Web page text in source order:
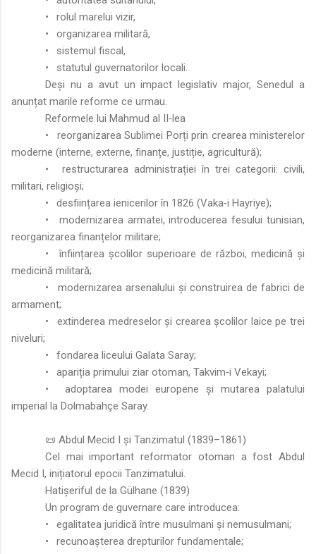
•
rolul marelui vizir,
•
organizarea militară,
•
sistemul fiscal,
•
statutul guvernatorilor locali.
Deși nu a avut un impact legislativ major, Senedul a
anunțat marile reforme ce urmau.
Reformele lui Mahmud al II‑lea
•
reorganizarea Sublimei Porți prin crearea ministerelor
moderne (interne, externe, finanțe, justiție, agricultură);
•
restructurarea administrației în trei categorii: civili,
militari, religioși;
•
desființarea ienicerilor în 1826 (Vaka‑i Hayriye);
•
modernizarea armatei, introducerea fesului tunisian,
reorganizarea finanțelor militare;
•
înființarea școlilor superioare de război, medicină și
medicină militară;
•
modernizarea arsenalului și construirea de fabrici de
armament;
•
extinderea medreselor și crearea școlilor laice pe trei
niveluri;
•
fondarea liceului Galata Saray;
•
apariția primului ziar otoman, Takvim‑i Vekayi;
•
adoptarea modei europene și mutarea palatului
imperial la Dolmabahçe Saray.
📜 Abdul Mecid I și Tanzimatul (1839–1861)
Cel mai important reformator otoman a fost Abdul
Mecid I, inițiatorul epocii Tanzimatului.
Hatișeriful de la Gülhane (1839)
Un program de guvernare care introducea:
•
egalitatea juridică între musulmani și nemusulmani;
•
recunoașterea drepturilor fundamentale;